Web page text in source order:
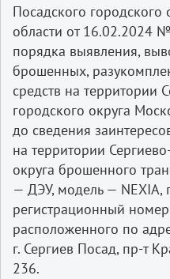
Посадского городского
области от 16.02.2024
порядка выявления,
брошенных,
средств на территории
городского округа
до сведения
на территории
округа брошенного
— ДЭУ, модель — NEXIA,
регистрационный
расположенного по
г. Сергиев Посад, пр-т
236.